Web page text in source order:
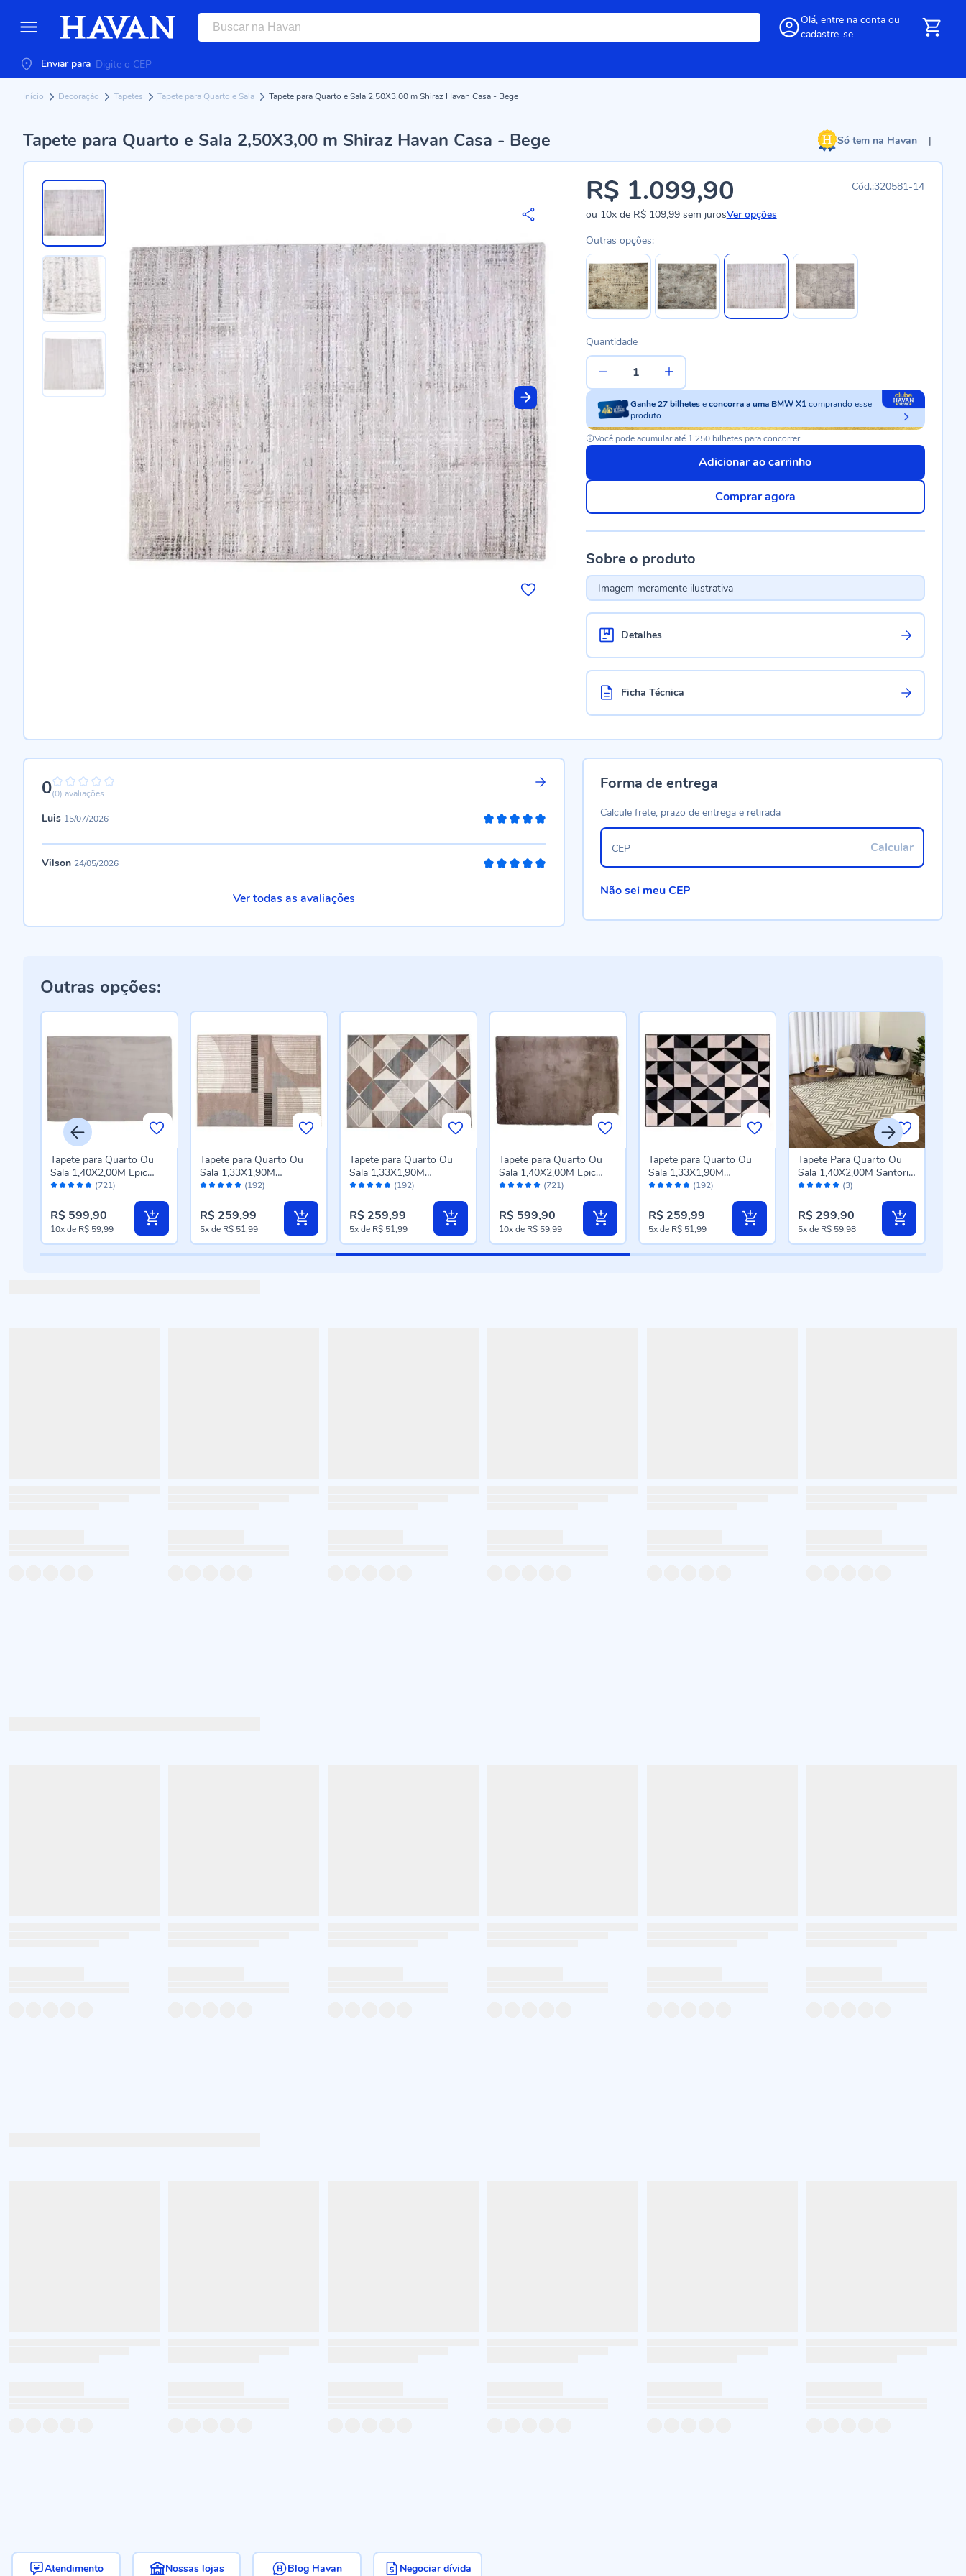
Olá, entre na conta ou
cadastre-se
Enviar para
Início Decoração Tapetes Tapete para Quarto e Sala Tapete para Quarto e Sala 2,50X3,00 m Shiraz Havan Casa - Bege
Tapete para Quarto e Sala 2,50X3,00 m Shiraz Havan Casa - Bege Só tem na Havan |
320581-14
R$ 1.099,90
ou 10xde R$ 109,99sem jurosVer opções
Outras opções:
Quantidade
Ganhe27 bilhetes econcorra a uma BMW X1comprando esse
produto
Você pode acumular até 1.250 bilhetes para concorrer
Adicionar ao carrinho
Comprar agora
Sobre o produto
Imagem meramente ilustrativa
Detalhes
Ficha Técnica
00%
(0) avaliações
Luis 15/07/2026
Vilson 24/05/2026
Ver todas as avaliações
Forma de entrega
Calcule frete, prazo de entrega e retirada
Calcular
CEP
Não sei meu CEP
Outras opções:
Avaliação: (721)
Tapete para Quarto Ou
Sala 1,40X2,00M Epic
Havan Casa - Cinza Novo
R$ 599,90
10xde R$ 59,99
Avaliação: (192)
Tapete para Quarto Ou
Sala 1,33X1,90M
Renaissance Havan Casa
R$ 259,99
5xde R$ 51,99
Avaliação: (192)
Tapete para Quarto Ou
Sala 1,33X1,90M
Renaissance Havan Casa
R$ 259,99
5xde R$ 51,99
Avaliação: (721)
Tapete para Quarto Ou
Sala 1,40X2,00M Epic
Havan Casa - Taupe
R$ 599,90
10xde R$ 59,99
Avaliação: (192)
Tapete para Quarto Ou
Sala 1,33X1,90M
Renaissance Havan Casa
R$ 259,99
5xde R$ 51,99
Avaliação: (3)
Tapete Para Quarto Ou
Sala 1,40X2,00M Santorini
Havan Casa - Natural
R$ 299,90
5xde R$ 59,98
Atendimento Nossas lojas Blog Havan Negociar dívida